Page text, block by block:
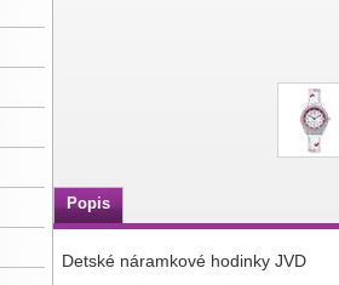
Popis
Detské náramkové hodinky JVD